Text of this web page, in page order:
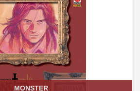
MONSTER